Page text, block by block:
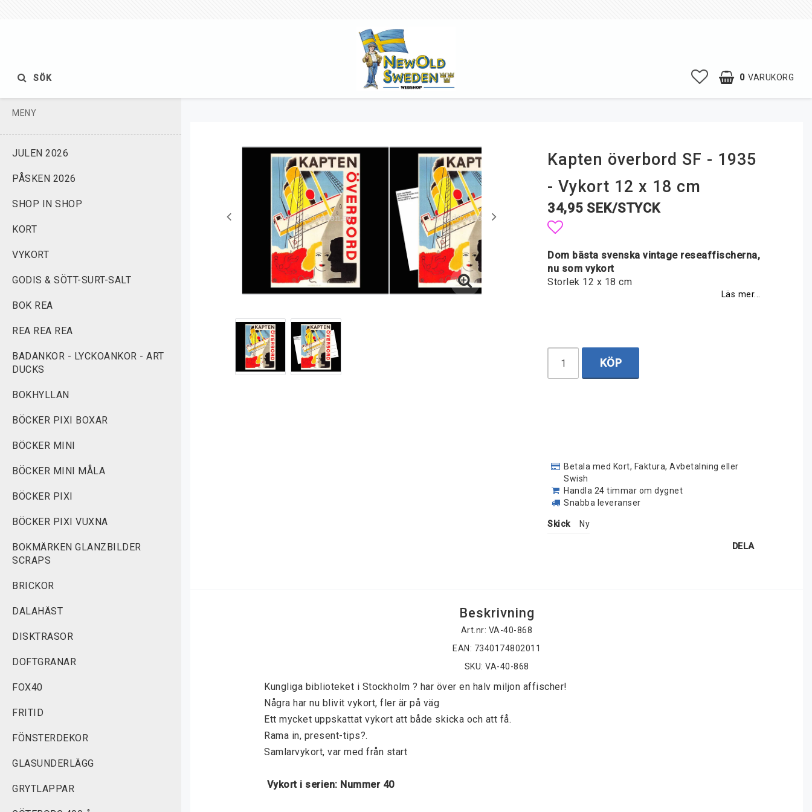
0 VARUKORG
SÖK
MENY
JULEN 2026
PÅSKEN 2026
SHOP IN SHOP
KORT
VYKORT
GODIS & SÖTT-SURT-SALT
BOK REA
REA REA REA
BADANKOR - LYCKOANKOR - ART
DUCKS
BOKHYLLAN
BÖCKER PIXI BOXAR
BÖCKER MINI
BÖCKER MINI MÅLA
BÖCKER PIXI
BÖCKER PIXI VUXNA
BOKMÄRKEN GLANZBILDER
SCRAPS
BRICKOR
DALAHÄST
DISKTRASOR
DOFTGRANAR
FOX40
FRITID
FÖNSTERDEKOR
GLASUNDERLÄGG
GRYTLAPPAR
Kapten överbord SF - 1935
- Vykort 12 x 18 cm
34,95 SEK/STYCK
Lägg till i favoritlistan
Dom bästa svenska vintage reseaffischerna,
nu som vykort
Storlek 12 x 18 cm
Läs mer...
KÖP
Betala med Kort, Faktura, Avbetalning eller
Swish
Handla 24 timmar om dygnet
Snabba leveranser
Skick Ny
DELA
Beskrivning
Art.nr: VA-40-868
EAN: 7340174802011
SKU: VA-40-868
Kungliga biblioteket i Stockholm ? har över en halv miljon affischer!
Några har nu blivit vykort, fler är på väg
Ett mycket uppskattat vykort att både skicka och att få.
Rama in, present-tips?.
Samlarvykort, var med från start
Vykort i serien: Nummer 40